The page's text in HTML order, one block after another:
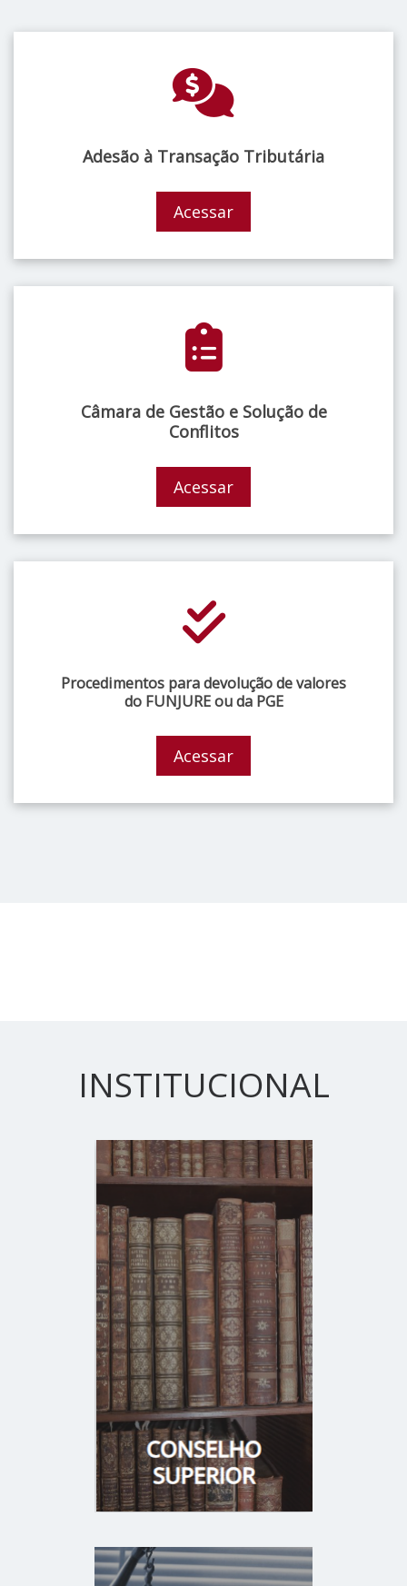
Adesão à Transação Tributária
Acessar
Câmara de Gestão e Solução de
Conflitos
Acessar
Procedimentos para devolução de valores
do FUNJURE ou da PGE
Acessar
INSTITUCIONAL